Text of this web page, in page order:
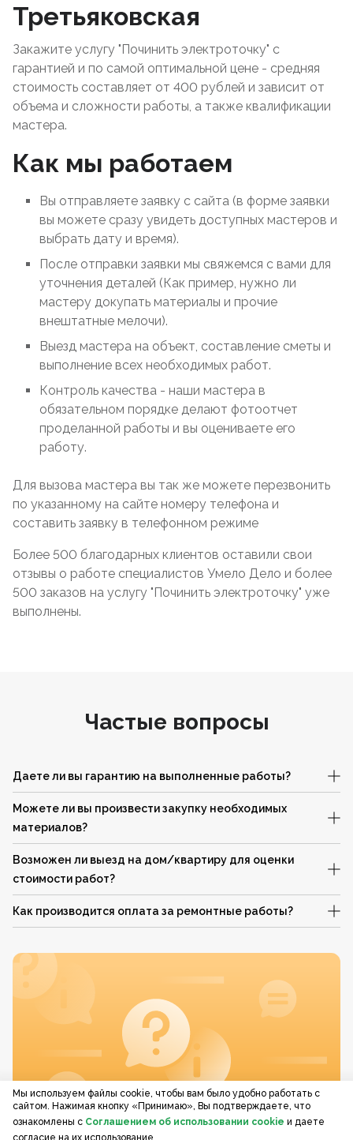
Третьяковская
Закажите услугу "Починить электроточку" с
гарантией и по самой оптимальной цене - средняя
стоимость составляет от 400 рублей и зависит от
объема и сложности работы, а также квалификации
мастера.
Как мы работаем
Вы отправляете заявку с сайта (в форме заявки
вы можете сразу увидеть доступных мастеров и
выбрать дату и время).
После отправки заявки мы свяжемся с вами для
уточнения деталей (Как пример, нужно ли
мастеру докупать материалы и прочие
внештатные мелочи).
Выезд мастера на объект, составление сметы и
выполнение всех необходимых работ.
Контроль качества - наши мастера в
обязательном порядке делают фотоотчет
проделанной работы и вы оцениваете его
работу.
Для вызова мастера вы так же можете перезвонить
по указанному на сайте номеру телефона и
составить заявку в телефонном режиме
Более 500 благодарных клиентов оставили свои
отзывы о работе специалистов Умело Дело и более
500 заказов на услугу "Починить электроточку" уже
выполнены.
Частые вопросы
Даете ли вы гарантию на выполненные работы?
Можете ли вы произвести закупку необходимых
материалов?
Возможен ли выезд на дом/квартиру для оценки
стоимости работ?
Как производится оплата за ремонтные работы?
Мы используем файлы cookie, чтобы вам было удобно работать с
сайтом. Нажимая кнопку «Принимаю», Вы подтверждаете, что
ознакомлены с Соглашением об использовании cookie и даете
согласие на их использование.